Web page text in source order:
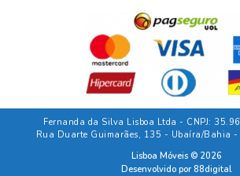
Fernanda da Silva Lisboa Ltda - CNPJ:
Rua Duarte Guimarães, 135 - Ubaíra/Bahia
Lisboa Móveis © 2026
Desenvolvido por 88digital